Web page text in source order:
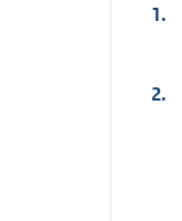
1.
2.